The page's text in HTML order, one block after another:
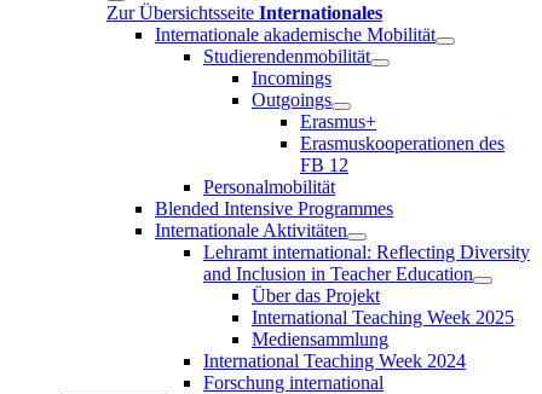
Zur Übersichtsseite Internationales
Internationale akademische Mobilität
Studierendenmobilität
Incomings
Outgoings
Erasmus+
Erasmuskooperationen des
FB 12
Personalmobilität
Blended Intensive Programmes
Internationale Aktivitäten
Lehramt international: Reflecting Diversity
and Inclusion in Teacher Education
Über das Projekt
International Teaching Week 2025
Mediensammlung
International Teaching Week 2024
Forschung international